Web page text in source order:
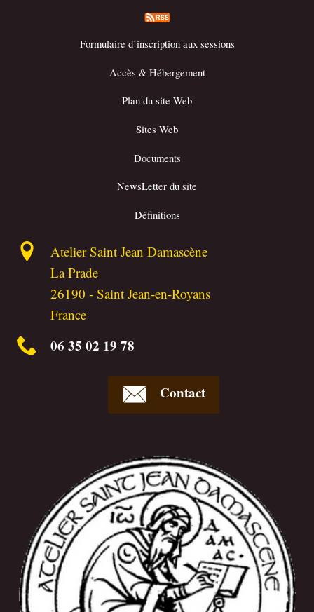
Formulaire d’inscription aux sessions
Accès & Hébergement
Plan du site Web
Sites Web
Documents
NewsLetter du site
Définitions
Atelier Saint Jean Damascène
La Prade
26190 -Saint Jean-en-Royans
France
06 35 02 19 78
Contact